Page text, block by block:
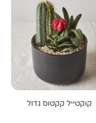
קוקטייל קקטוס גדול